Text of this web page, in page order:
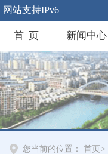
网站支持IPv6
首 页 新闻中心
您当前的位置： 首页 >